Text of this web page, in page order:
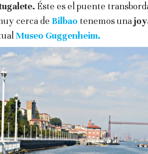
Éste es el puente
cerca de Bilbao tenemos una
Museo Guggenheim.